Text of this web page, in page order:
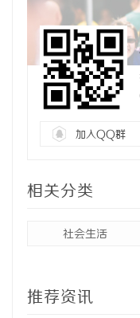
加入QQ群
相关分类
社会生活
推荐资讯